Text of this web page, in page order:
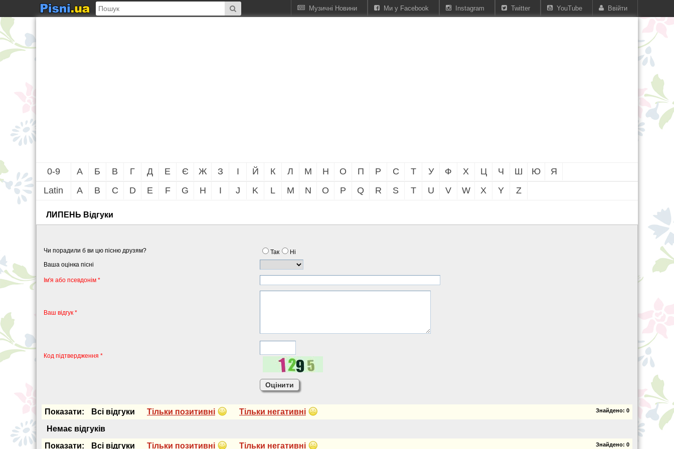
Ввійти
YouTube
Twitter
Instagram
Ми у Facebook
Музичні Новини
0-9 А Б В Г Д Е Є Ж З І Й К Л М Н О П Р С Т У Ф Х Ц Ч Ш Ю
Я
Latin
A B C D E F G H I J K L M N O P Q R S T U V W X Y Z
ЛИПЕНЬ Вiдгуки
Чи порадили б ви цю пісню друзям? Так
Нi
Ваша оцінка пісні
Iм'я або псевдонiм *
Ваш відгук *
Код підтвердження *
Знайдено: 0
Показати: Всi вiдгуки Тiльки позитивнi
Тiльки негативнi
Немає вiдгукiв
Знайдено: 0
Показати: Всi вiдгуки Тiльки позитивнi Тiльки негативнi